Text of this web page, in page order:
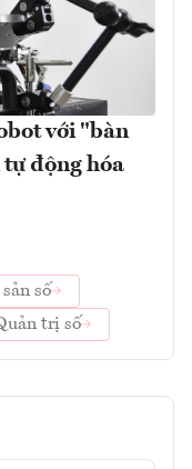
với "bàn
động hóa
số
trị số